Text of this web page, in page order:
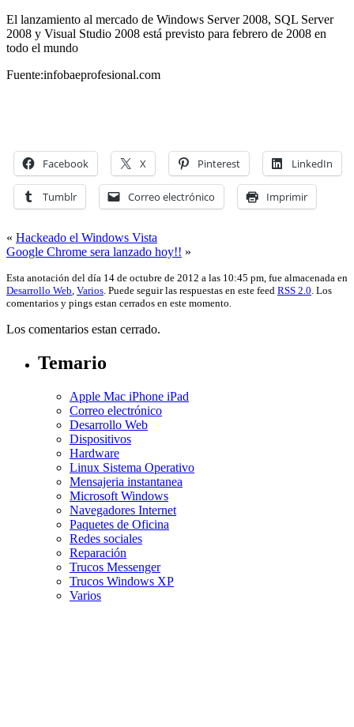
El lanzamiento al mercado de Windows Server 2008, SQL Server
2008 y Visual Studio 2008 está previsto para febrero de 2008 en
todo el mundo
Fuente:infobaeprofesional.com
Facebook X Pinterest LinkedIn
Tumblr Correo electrónico Imprimir
« Hackeado el Windows Vista
Google Chrome sera lanzado hoy!! »
Esta anotación del día 14 de octubre de 2012 a las 10:45 pm, fue almacenada en
Desarrollo Web Varios . Puede seguir las respuestas en este feed RSS 2.0 . Los
comentarios y pings estan cerrados en este momento.
Los comentarios estan cerrado.
Temario
Apple Mac iPhone iPad
Correo electrónico
Desarrollo Web
Dispositivos
Hardware
Linux Sistema Operativo
Mensajeria instantanea
Microsoft Windows
Navegadores Internet
Paquetes de Oficina
Redes sociales
Reparación
Trucos Messenger
Trucos Windows XP
Varios